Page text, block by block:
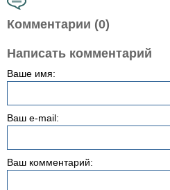
Комментарии (0)
Написать комментарий
Ваше имя:
Ваш e-mail:
Ваш комментарий: